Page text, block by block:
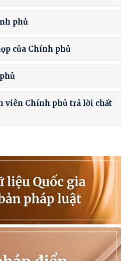
phủ
của Chính phủ
viên Chính phủ trả lời chất